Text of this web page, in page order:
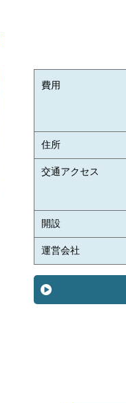
費用
住所
交通アクセス
開設
運営会社